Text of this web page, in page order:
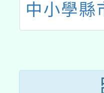
中小學縣
教育推動
心辦理
記、合